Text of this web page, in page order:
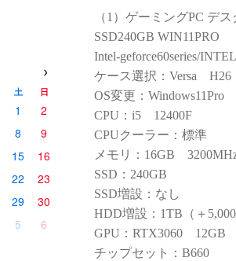
（1）ゲーミングPC デ
SSD240GB WIN11PRO
Intel-geforce60series/
ケース選択：Versa
OS変更：Windows11Pro
CPU：i5 12400F
CPUクーラー：標準
メモリ：16GB 3200MHz
SSD：240GB
SSD増設：なし
HDD増設：1TB（＋5,000
GPU：RTX3060 12GB
チップセット：B660
高額なゲーミングPCだから
こそ「売って終わり」では
なく、トラブルで困った時
に本気で寄り添ってくれて
信頼できるお店で買うべき
だと改めて痛感しました。
確かな技術力と顧客に寄り
添った姿勢は、まさにプロ
そのものです。
(購入時の構成相談の段階か
ら、提案の引き出しの多さ
と知識量には脱帽するばか
りでした)
›
土 日
1
2
8
9
15
16
22
23
29
30
5 6